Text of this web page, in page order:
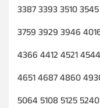
3387 3393 3510
3759 3929 3946
4366 4412 4521
4651 4687 4860
5064 5108 5125